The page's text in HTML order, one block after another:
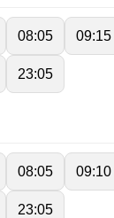
08:05 09:15
23:05
08:05 09:10
23:05